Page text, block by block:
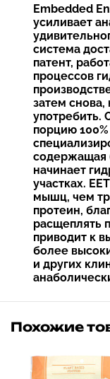
Embedded
усиливает
система
патент,
процессов
затем снова,
употребить.
порцию
содержащая
начинает
участках.
мышц, чем
протеин,
расщеплять
приводит к
более
и других
Похожие